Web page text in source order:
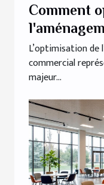
Comment
L’optimisation de
commercial
majeur...